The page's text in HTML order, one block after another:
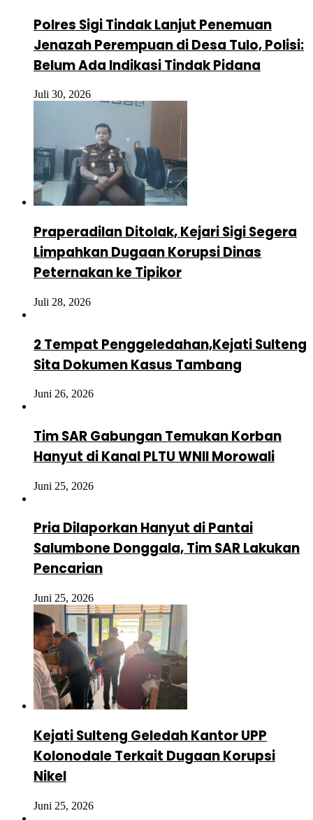
Polres Sigi Tindak Lanjut Penemuan
Jenazah Perempuan di Desa Tulo, Polisi:
Belum Ada Indikasi Tindak Pidana
Juli 30, 2026
Praperadilan Ditolak, Kejari Sigi Segera
Limpahkan Dugaan Korupsi Dinas
Peternakan ke Tipikor
Juli 28, 2026
2 Tempat Penggeledahan,Kejati Sulteng
Sita Dokumen Kasus Tambang
Juni 26, 2026
Tim SAR Gabungan Temukan Korban
Hanyut di Kanal PLTU WNII Morowali
Juni 25, 2026
Pria Dilaporkan Hanyut di Pantai
Salumbone Donggala, Tim SAR Lakukan
Pencarian
Juni 25, 2026
Kejati Sulteng Geledah Kantor UPP
Kolonodale Terkait Dugaan Korupsi
Nikel
Juni 25, 2026